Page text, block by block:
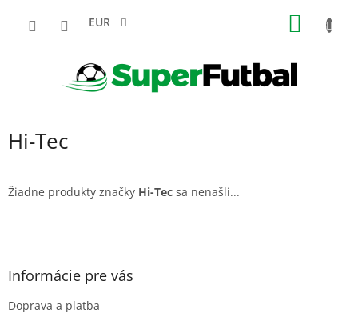
EUR
Hi-Tec
Žiadne produkty značky Hi-Tec sa nenašli...
Z
Informácie pre vás
Doprava a platba